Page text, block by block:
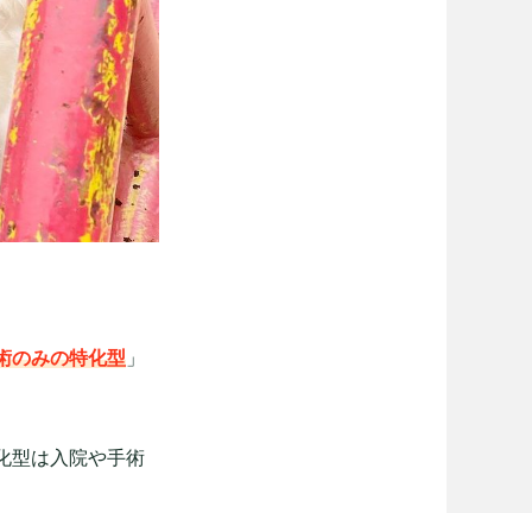
のみの特化型 」
型は入院や手術